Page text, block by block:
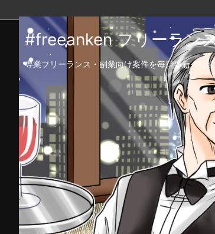
#freeanken フリーラン
専業フリーランス・副業向け案件を毎日更新！公